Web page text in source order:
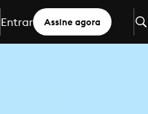
Entrar Assine agora